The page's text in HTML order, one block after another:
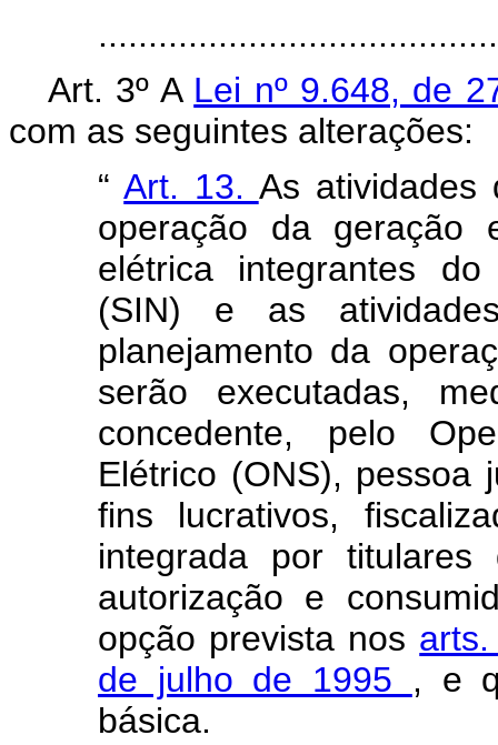
Art. 3º A Lei nº 9.648, de
com as seguintes alterações:
“Art. 13. As atividades
operação da geração
elétrica integrantes
(SIN) e as
planejamento da
serão executadas,
concedente, pelo
Elétrico (ONS), pessoa
fins lucrativos,
integrada por titulares
autorização e
opção prevista nos
de julho de 1995 , e
básica.